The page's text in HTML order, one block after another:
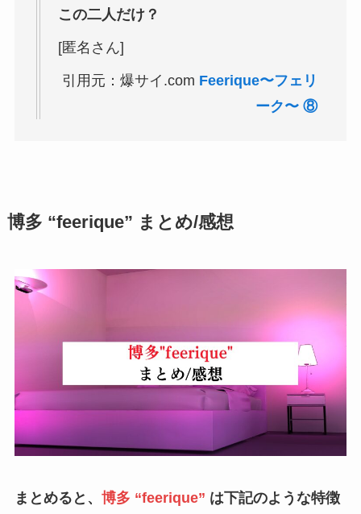
この二人だけ？
[匿名さん]
引用元：爆サイ.com Feerique〜フェリ
ーク〜 ⑧
博多 “feerique” まとめ/感想
まとめると、 博多 “feerique” は下記のような特徴